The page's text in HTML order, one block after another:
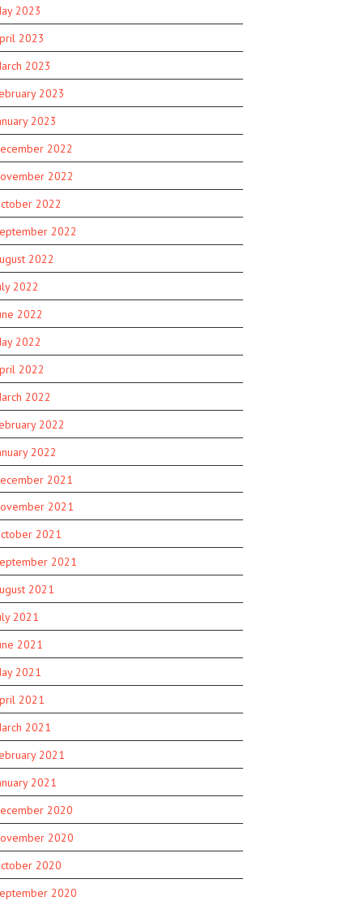
2023
2023
2023
2023
2023
2022
2022
2022
2022
2022
2022
2022
2022
2022
2022
2022
2022
2021
2021
2021
2021
2021
2021
2021
2021
2021
2021
2021
2021
2020
2020
2020
2020